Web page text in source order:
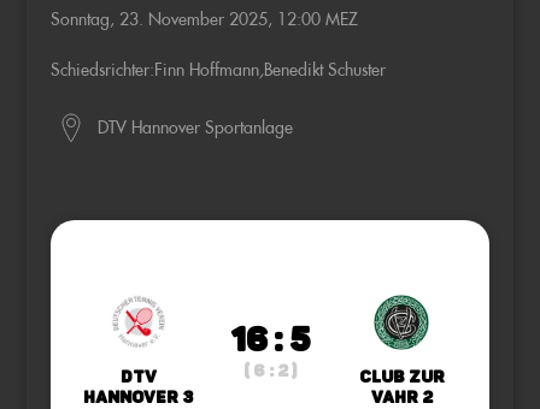
Sonntag, 23. November 2025, 12:00 MEZ
Schiedsrichter:Finn Hoffmann,Benedikt Schuster
DTV Hannover Sportanlage
DTV
Hannover 3
16 : 5
( 6 : 2 )
Club zur
Vahr 2